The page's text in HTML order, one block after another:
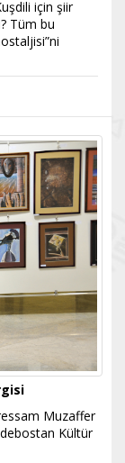
için şiir
Tüm bu
Muzaffer
Kültür